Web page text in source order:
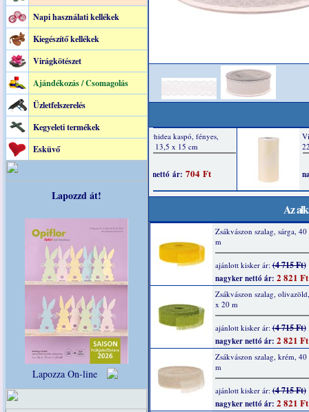
Napi használati kellékek
Kiegészítő kellékek
Virágkötészet
Ajándékozás / Csomagolás
Üzletfelszerelés
Kegyeleti termékek
Esküvő
Lapozzd át!
Lapozza On-line
Az
Zsákvászon szalag, sárga,
m
ajánlott kisker ár:(4 715 Ft)
nagyker nettó ár: 2 821 Ft
Zsákvászon szalag,
x 20 m
ajánlott kisker ár:(4 715 Ft)
nagyker nettó ár: 2 821 Ft
Zsákvászon szalag, krém,
m
ajánlott kisker ár:(4 715 Ft)
nagyker nettó ár: 2 821 Ft